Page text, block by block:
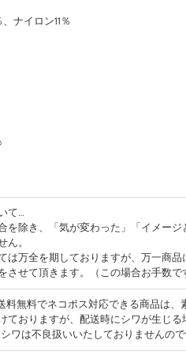
ナイロン11％
て…
を除き、「気が変わった」「イメー
ん。
は万全を期しておりますが、万一商
させて頂きます。（この場合お手数で
無料でネコポス対応できる商品は、
ておりますが、配送時にシワが生じ
ワは不良扱いいたしておりませんので